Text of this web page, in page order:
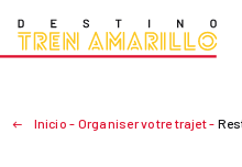
Inicio - Organiser votre trajet-